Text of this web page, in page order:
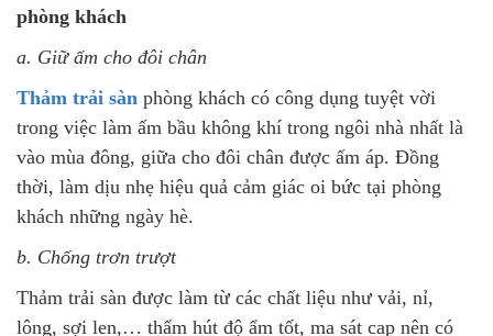
phòng khách
a. Giữ ấm cho đôi chân
Thảm trải sàn phòng khách có công dụng tuyệt vời
trong việc làm ấm bầu không khí trong ngôi nhà nhất là
vào mùa đông, giữa cho đôi chân được ấm áp. Đồng
thời, làm dịu nhẹ hiệu quả cảm giác oi bức tại phòng
khách những ngày hè.
b. Chống trơn trượt
Thảm trải sàn được làm từ các chất liệu như vải, nỉ,
lông, sợi len,… thẩm hút độ ẩm tốt, ma sát cap nên có